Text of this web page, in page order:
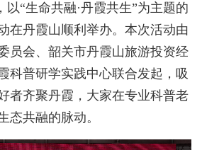
以“生命共融·丹霞共生”为主题的
在丹霞山顺利举办。本次活动由
员会、韶关市丹霞山旅游投资经
科普研学实践中心联合发起，吸
者齐聚丹霞，大家在专业科普老
态共融的脉动。